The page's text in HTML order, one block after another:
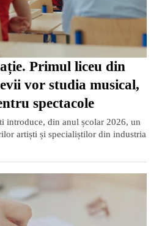
Primul liceu din
vor studia musical,
spectacole
introduce, din anul școlar 2026, un
artiști și specialiștilor din industria